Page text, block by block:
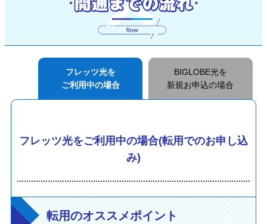
フレッツ光を
ご利用中の場合
BIGLOBE光を
新規お申込の場合
フレッツ光をご利用中の場合(転用でのお申し込
み)
転用のオススメポイント